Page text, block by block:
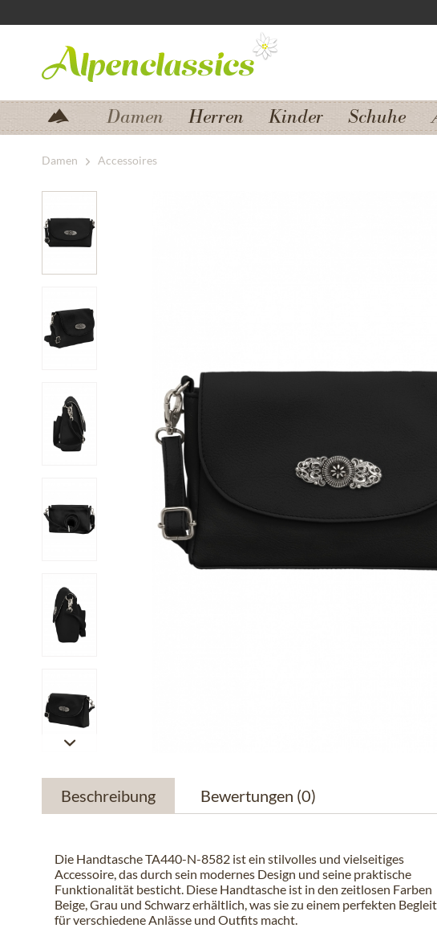
Zum Hauptbereich springen
Damen Herren Kinder Schuhe
Damen Accessoires
Beschreibung Bewertungen (0)
Die Handtasche TA440-N-8582 ist ein stilvolles und vielseitiges
Accessoire, das durch sein modernes Design und seine praktische
Funktionalität besticht. Diese Handtasche ist in den zeitlosen Farben
Beige, Grau und Schwarz erhältlich, was sie zu einem perfekten
für verschiedene Anlässe und Outfits macht.